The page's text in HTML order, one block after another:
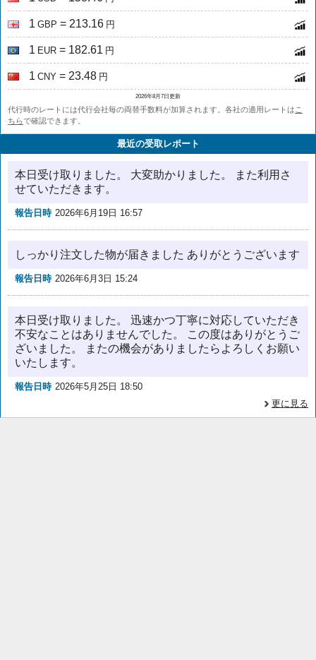
1 GBP = 213.16 円
1 EUR = 182.61 円
1 CNY = 23.48 円
2026年8月7日更新
代行時のレートには代行会社毎の両替手数料が加算されます。各社の適用レートは こ
ちらで確認できます。
最近の受取レポート
本日受け取りました。 大変助かりました。 また利用さ
せていただきます。
報告日時 2026年6月19日 16:57
しっかり注文した物が届きました ありがとうございます
報告日時 2026年6月3日 15:24
本日受け取りました。 迅速かつ丁寧に対応していただき
不安なことはありませんでした。 この度はありがとうご
ざいました。 またの機会がありましたらよろしくお願い
いたします。
報告日時 2026年5月25日 18:50
更に見る